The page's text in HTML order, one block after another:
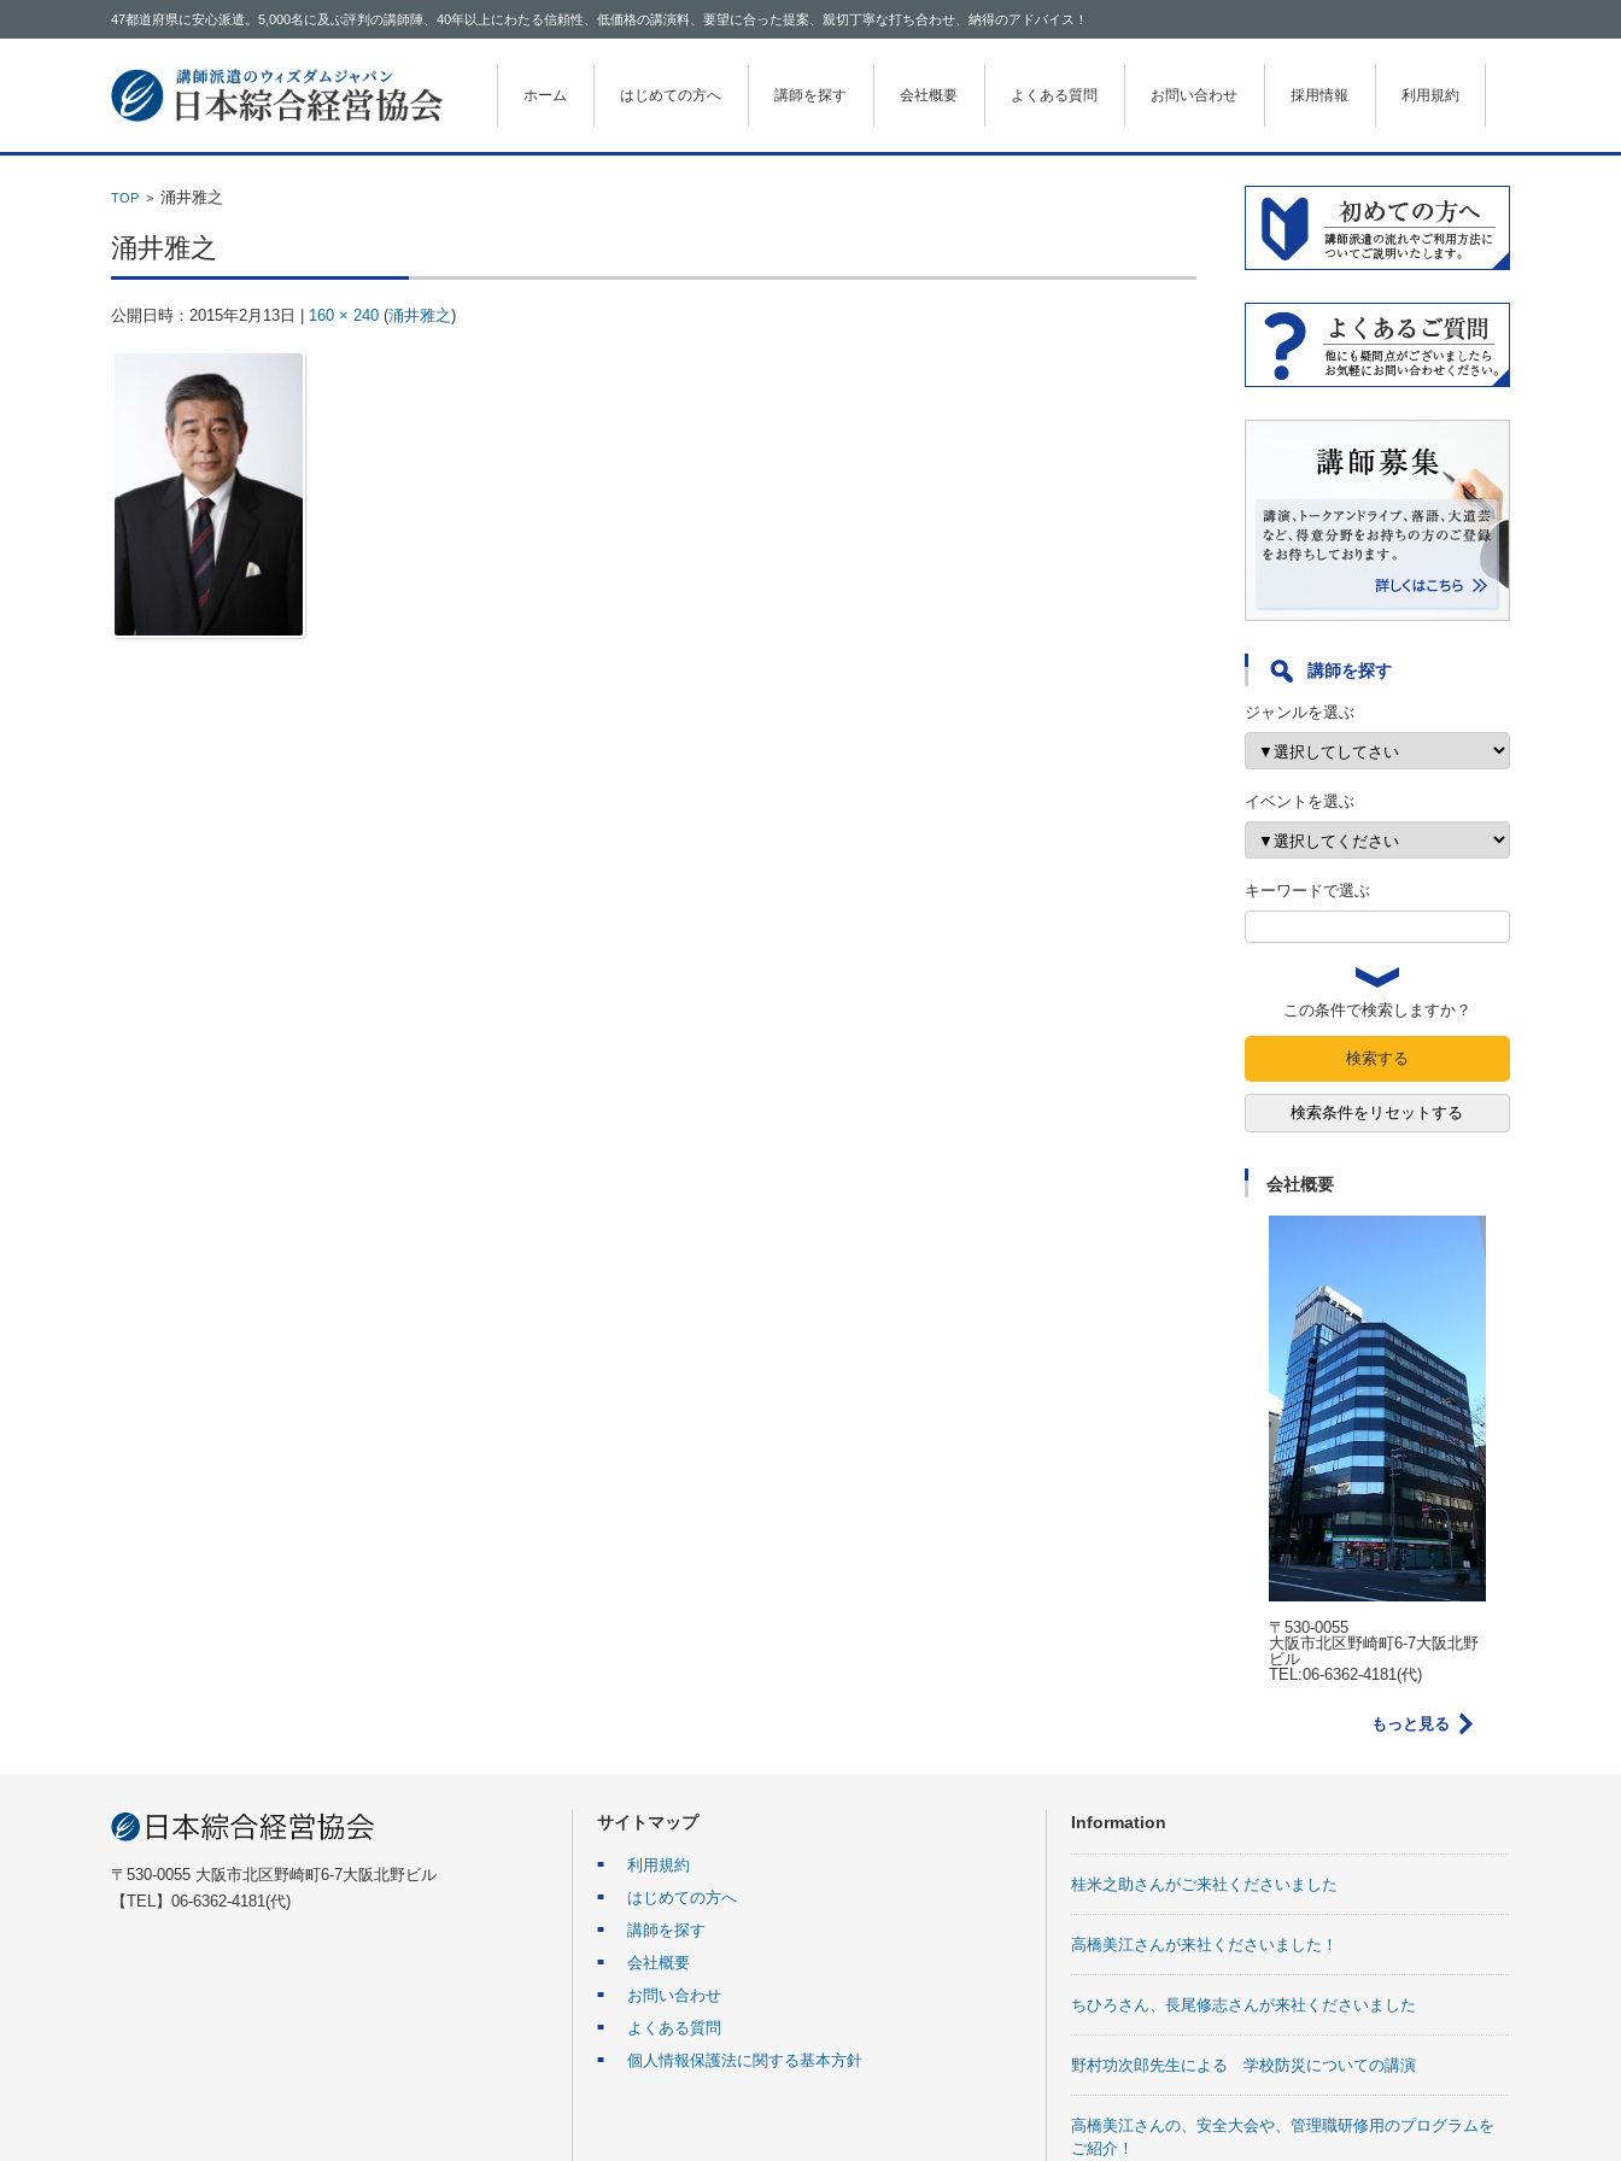
47都道府県に安心派遣。5,000名に及ぶ評判の講師陣、40年以上にわたる信頼性、低価格の講演料、要望に合った提案、親切丁寧な打ち合わせ、納得のアドバイス！
コンテンツに移動
ホーム はじめての方へ 講師を探す 会社概要 よくある質問 お問い合わせ 採用情報 利用規約
TOP > 涌井雅之
涌井雅之
公開日時： 2015年2月13日 160 × 240 (涌井雅之)
講師を探す
ジャンルを選ぶ
イベントを選ぶ
キーワードで選ぶ
この条件で検索しますか？
検索する
検索条件をリセットする
会社概要
〒530-0055
大阪市北区野崎町6-7大阪北野
ビル
TEL:06-6362-4181(代)
もっと見る
〒530-0055 大阪市北区野崎町6-7大阪北野ビル
【TEL】06-6362-4181(代)
サイトマップ
利用規約
はじめての方へ
講師を探す
会社概要
お問い合わせ
よくある質問
個人情報保護法に関する基本方針
Information
桂米之助さんがご来社くださいました
高橋美江さんが来社くださいました！
ちひろさん、長尾修志さんが来社くださいました
野村功次郎先生による 学校防災についての講演
高橋美江さんの、安全大会や、管理職研修用のプログラムを
ご紹介！